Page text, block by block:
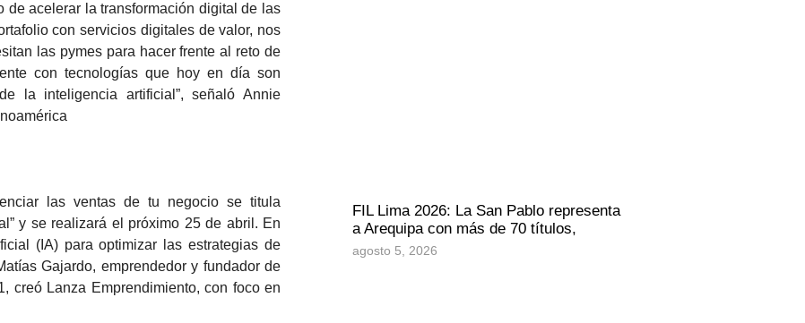
de acelerar la transformación digital de las
con servicios digitales de valor, nos
las pymes para hacer frente al reto de
con tecnologías que hoy en día son
la inteligencia artificial”, señaló Annie
las ventas de tu negocio se titula
y se realizará el próximo 25 de abril. En
(IA) para optimizar las estrategias de
Gajardo, emprendedor y fundador de
creó Lanza Emprendimiento, con foco en
FIL Lima 2026: La San Pablo representa
a Arequipa con más de 70 títulos,
agosto 5, 2026